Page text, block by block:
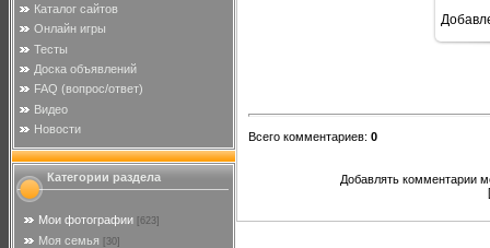
Каталог сайтов
Онлайн игры
Тесты
Доска объявлений
FAQ (вопрос/ответ)
Видео
Новости
Категории раздела
Мои фотографии [623]
Моя семья [30]
Всего комментариев: 0
Добавлять комментарии